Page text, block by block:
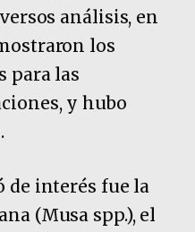
análisis, en
los
para las
y hubo
de interés fue la
(Musa spp.), el